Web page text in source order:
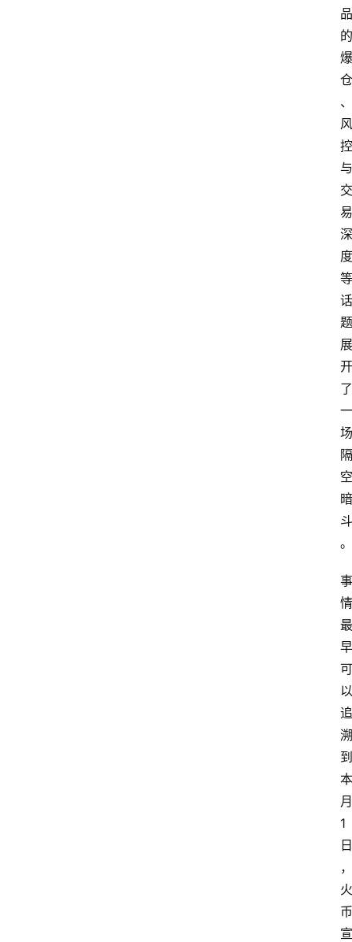
品
的
爆
仓
、
风
控
与
交
易
深
度
等
话
题
展
开
了
一
场
隔
空
暗
斗
。
事
情
最
早
可
以
追
溯
到
本
月
1
日
，
火
币
宣